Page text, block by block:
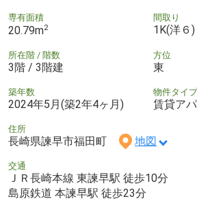
専有面積
20.79m2
間取り
1K(洋６)
所在階 / 階数
3階 / 3階建
方位
東
築年数
2024年5月(築2年4ヶ月)
物件タイプ
賃貸ア
住所
長崎県諫早市福田町 地図
交通
ＪＲ長崎本線 東諫早駅 徒歩10分
島原鉄道 本諫早駅 徒歩23分